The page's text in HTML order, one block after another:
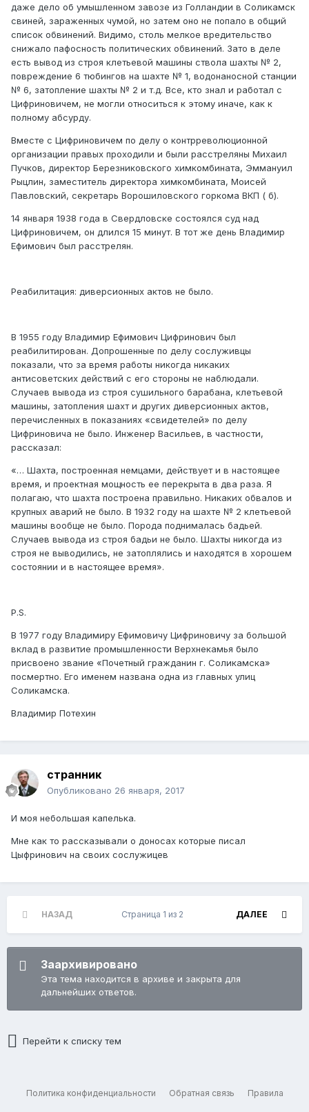
даже дело об умышленном завозе из Голландии в Соликамск
свиней, зараженных чумой, но затем оно не попало в общий
список обвинений. Видимо, столь мелкое вредительство
снижало пафосность политических обвинений. Зато в деле
есть вывод из строя клетьевой машины ствола шахты № 2,
повреждение 6 тюбингов на шахте № 1, водонаносной станции
№ 6, затопление шахты № 2 и т.д. Все, кто знал и работал с
Цифриновичем, не могли относиться к этому иначе, как к
полному абсурду.
Вместе с Цифриновичем по делу о контрреволюционной
организации правых проходили и были расстреляны Михаил
Пучков, директор Березниковского химкомбината, Эммануил
Рыцлин, заместитель директора химкомбината, Моисей
Павловский, секретарь Ворошиловского горкома ВКП ( б).
14 января 1938 года в Свердловске состоялся суд над
Цифриновичем, он длился 15 минут. В тот же день Владимир
Ефимович был расстрелян.
Реабилитация: диверсионных актов не было.
В 1955 году Владимир Ефимович Цифринович был
реабилитирован. Допрошенные по делу сослуживцы
показали, что за время работы никогда никаких
антисоветских действий с его стороны не наблюдали.
Случаев вывода из строя сушильного барабана, клетьевой
машины, затопления шахт и других диверсионных актов,
перечисленных в показаниях «свидетелей» по делу
Цифриновича не было. Инженер Васильев, в частности,
рассказал:
«… Шахта, построенная немцами, действует и в настоящее
время, и проектная мощность ее перекрыта в два раза. Я
полагаю, что шахта построена правильно. Никаких обвалов и
крупных аварий не было. В 1932 году на шахте № 2 клетьевой
машины вообще не было. Порода поднималась бадьей.
Случаев вывода из строя бадьи не было. Шахты никогда из
строя не выводились, не затоплялись и находятся в хорошем
состоянии и в настоящее время».
Р.S.
В 1977 году Владимиру Ефимовичу Цифриновичу за большой
вклад в развитие промышленности Верхнекамья было
присвоено звание «Почетный гражданин г. Соликамска»
посмертно. Его именем названа одна из главных улиц
Соликамска.
Владимир Потехин
странник
Опубликовано 26 января, 2017
И моя небольшая капелька.
Мне как то рассказывали о доносах которые писал
Цыфринович на своих сослужицев
НАЗАД ДАЛЕЕ
Страница 1 из 2
Заархивировано
Эта тема находится в архиве и закрыта для
дальнейших ответов.
Перейти к списку тем
Политика конфиденциальности Обратная связь Правила